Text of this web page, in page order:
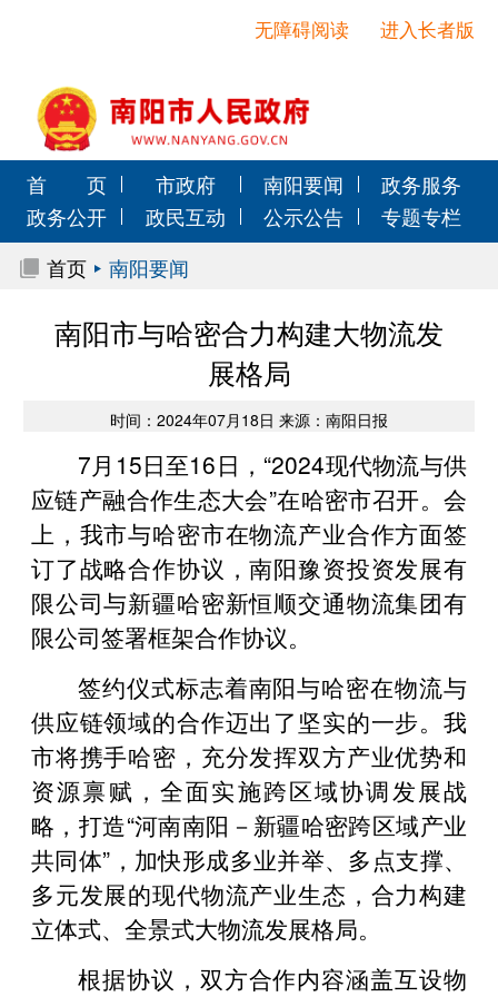
进入长者版
无障碍阅读
首 页 市政府 南阳要闻
政务服务
政务公开
政民互动 公示公告
专题专栏
首页
南阳要闻
南阳市与哈密合力构建大物流发
展格局
时间：2024年07月18日 来源：南阳日报
7月15日至16日，“2024现代物流与供
应链产融合作生态大会”在哈密市召开。会
上，我市与哈密市在物流产业合作方面签
订了战略合作协议，南阳豫资投资发展有
限公司与新疆哈密新恒顺交通物流集团有
限公司签署框架合作协议。
签约仪式标志着南阳与哈密在物流与
供应链领域的合作迈出了坚实的一步。我
市将携手哈密，充分发挥双方产业优势和
资源禀赋，全面实施跨区域协调发展战
略，打造“河南南阳－新疆哈密跨区域产业
共同体”，加快形成多业并举、多点支撑、
多元发展的现代物流产业生态，合力构建
立体式、全景式大物流发展格局。
根据协议，双方合作内容涵盖互设物